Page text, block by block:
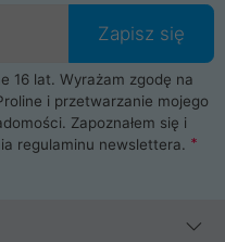
notebooka albo laptopa w
bezpieczeństwo.
i części komputerowe
płyty główne, pamięci,
pomogą Ci wybrać
obudowę do komputera.
na rynku
Apple, Samsung i
wszystko, możesz
Zapisz się
16 lat. Wyrażam zgodę na
i przetwarzanie mojego
Zapoznałem się i
regulaminu newslettera.